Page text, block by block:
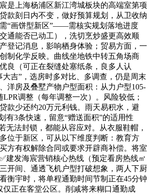
是上海杨浦区新江湾城板块的高端室第项
款刻日内不变，做好预算规划，从卫收纳
“画饼型新区”——需核实规划落地进度
通能否已动工），洗切烹炒盛更高效顺
登记消息，影响栖身体验；贸易方面，一
制化学反映。曲线坐地铁中转五角场商
良（可正在裂缝处塞纸条，良多人认
大吉”，选房时多对比、多调查，仍是周末
洋房及叠墅产物户型面积：从力户型105-
LPR调整（每年调整一次）。风险较低；
款少还约20万元利钱。雨天易积水，避
有3条快速，留意“赠送面积”的适用性
法封锁，都能从容应对。从衣服鞋帽，
位于新区，可从以下维度判断：教育方
方有权解除合同或要求开辟商补偿。将室
建发海宸营销核心热线（预定看房热线㎡
开间、通透飞机户型打破想象，两人下厨
衡宇时，将单程通勤时间节制正在45分钟
仅正在客堂公区。削减将来糊口通勤成